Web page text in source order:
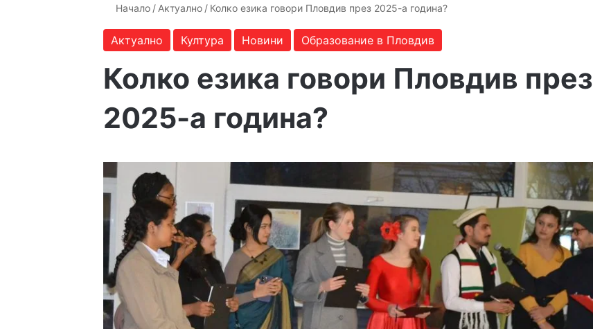
Начало / Актуално / Колко езика говори Пловдив през 2025-а година?
Актуално Култура Новини Образование в Пловдив
Колко езика говори Пловдив през
2025-а година?